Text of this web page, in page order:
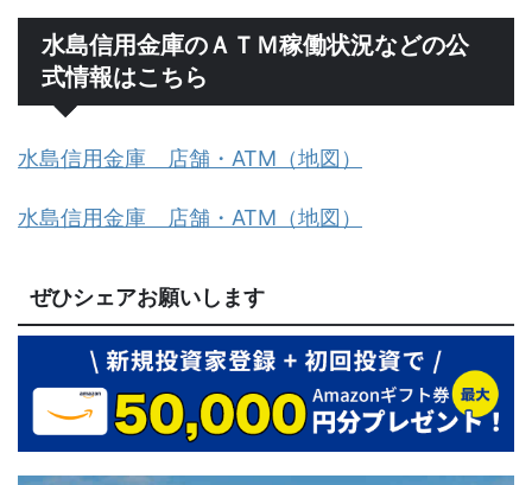
水島信用金庫のＡＴＭ稼働状況などの公
式情報はこちら
水島信用金庫 店舗・ATM（地図）
水島信用金庫 店舗・ATM（地図）
ぜひシェアお願いします